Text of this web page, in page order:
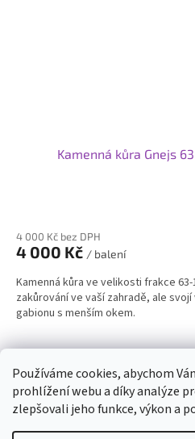
Používáme cookies, abychom
prohlížení webu a díky analýze
zlepšovali jeho funkce, výkon a
Kamenná kůra Gnejs
4 000 Kč bez DPH
4 000 Kč / balení
Kamenná kůra ve velikosti frakce
zakůrování ve vaší zahradě, ale
gabionu s menším okem.
O
v
l
á
d
15položek